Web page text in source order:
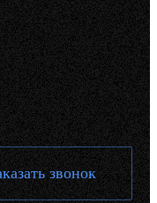
звонок